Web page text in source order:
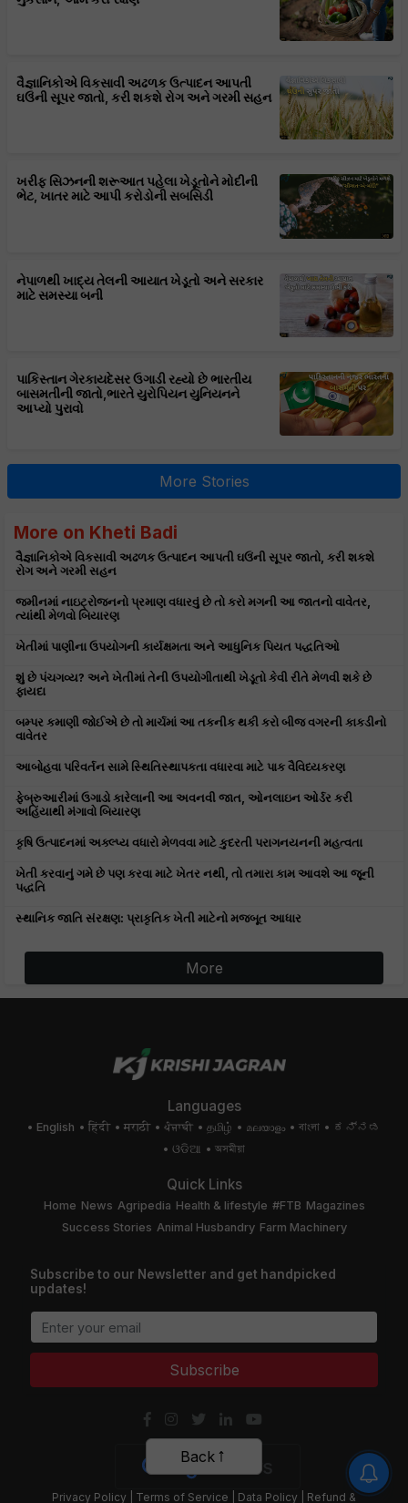
વૈજ્ઞાનિકોએ વિકસાવી અઢળક ઉત્પાદન આપતી
ઘઉંની સૂપર જાતો, કરી શકશે રોગ અને ગરમી સહન
ખરીફ સિઝનની શરૂઆત પહેલા ખેડૂતોને મોદીની
ભેટ, ખાતર માટે આપી કરોડોની સબસિડી
નેપાળથી ખાદ્ય તેલની આયાત ખેડૂતો અને સરકાર
માટે સમસ્યા બની
પાકિસ્તાન ગેરકાયદેસર ઉગાડી રહ્યો છે ભારતીય
બાસમતીની જાતો,ભારતે યુરોપિયન યુનિયનને
આપ્યો પુરાવો
More Stories
More on Kheti Badi
વૈજ્ઞાનિકોએ વિકસાવી અઢળક ઉત્પાદન આપતી ઘઉંની સૂપર જાતો, કરી શકશે
રોગ અને ગરમી સહન
જમીનમાં નાઇટ્રોજનનો પ્રમાણ વધારવું છે તો કરો મગની આ જાતનો વાવેતર,
ત્યાંથી મેળવો બિયારણ
ખેતીમાં પાણીના ઉપયોગની કાર્યક્ષમતા અને આધુનિક પિયત પદ્ધતિઓ
શું છે પંચગવ્ય? અને ખેતીમાં તેની ઉપયોગીતાથી ખેડૂતો કેવી રીતે મેળવી શકે છે
ફાયદા
બમ્પર કમાણી જોઈએ છે તો માર્ચમાં આ તકનીક થકી કરો બીજ વગરની કાકડીનો
વાવેતર
આબોહવા પરિવર્તન સામે સ્થિતિસ્થાપકતા વધારવા માટે પાક વૈવિધ્યકરણ
ફેબ્રુઆરીમાં ઉગાડો કારેલાની આ અવનવી જાત, ઓનલાઇન ઓર્ડર કરી
અહિંયાથી મંગાવો બિયારણ
કૃષિ ઉત્પાદનમાં અક્લ્પ્ય વધારો મેળવવા માટે કુદરતી પરાગનયનની મહત્વતા
ખેતી કરવાનું ગમે છે પણ કરવા માટે ખેતર નથી, તો તમારા કામ આવશે આ જૂની
પદ્ધતિ
સ્થાનિક જાતિ સંરક્ષણ: પ્રાકૃતિક ખેતી માટેનો મજબૂત આધાર
More
Languages
English हिंदी मराठी ਪੰਜਾਬੀ தமிழ் മലയാളം বাংলা
ಕನ್ನಡ
ଓଡିଆ
অসমীয়া
Quick Links
Home News Agripedia Health & lifestyle #FTB Magazines
Success Stories Animal Husbandry Farm Machinery
Subscribe to our Newsletter and get handpicked
updates!
Subscribe
Privacy Policy Terms of Service Data Policy Refund &
Back